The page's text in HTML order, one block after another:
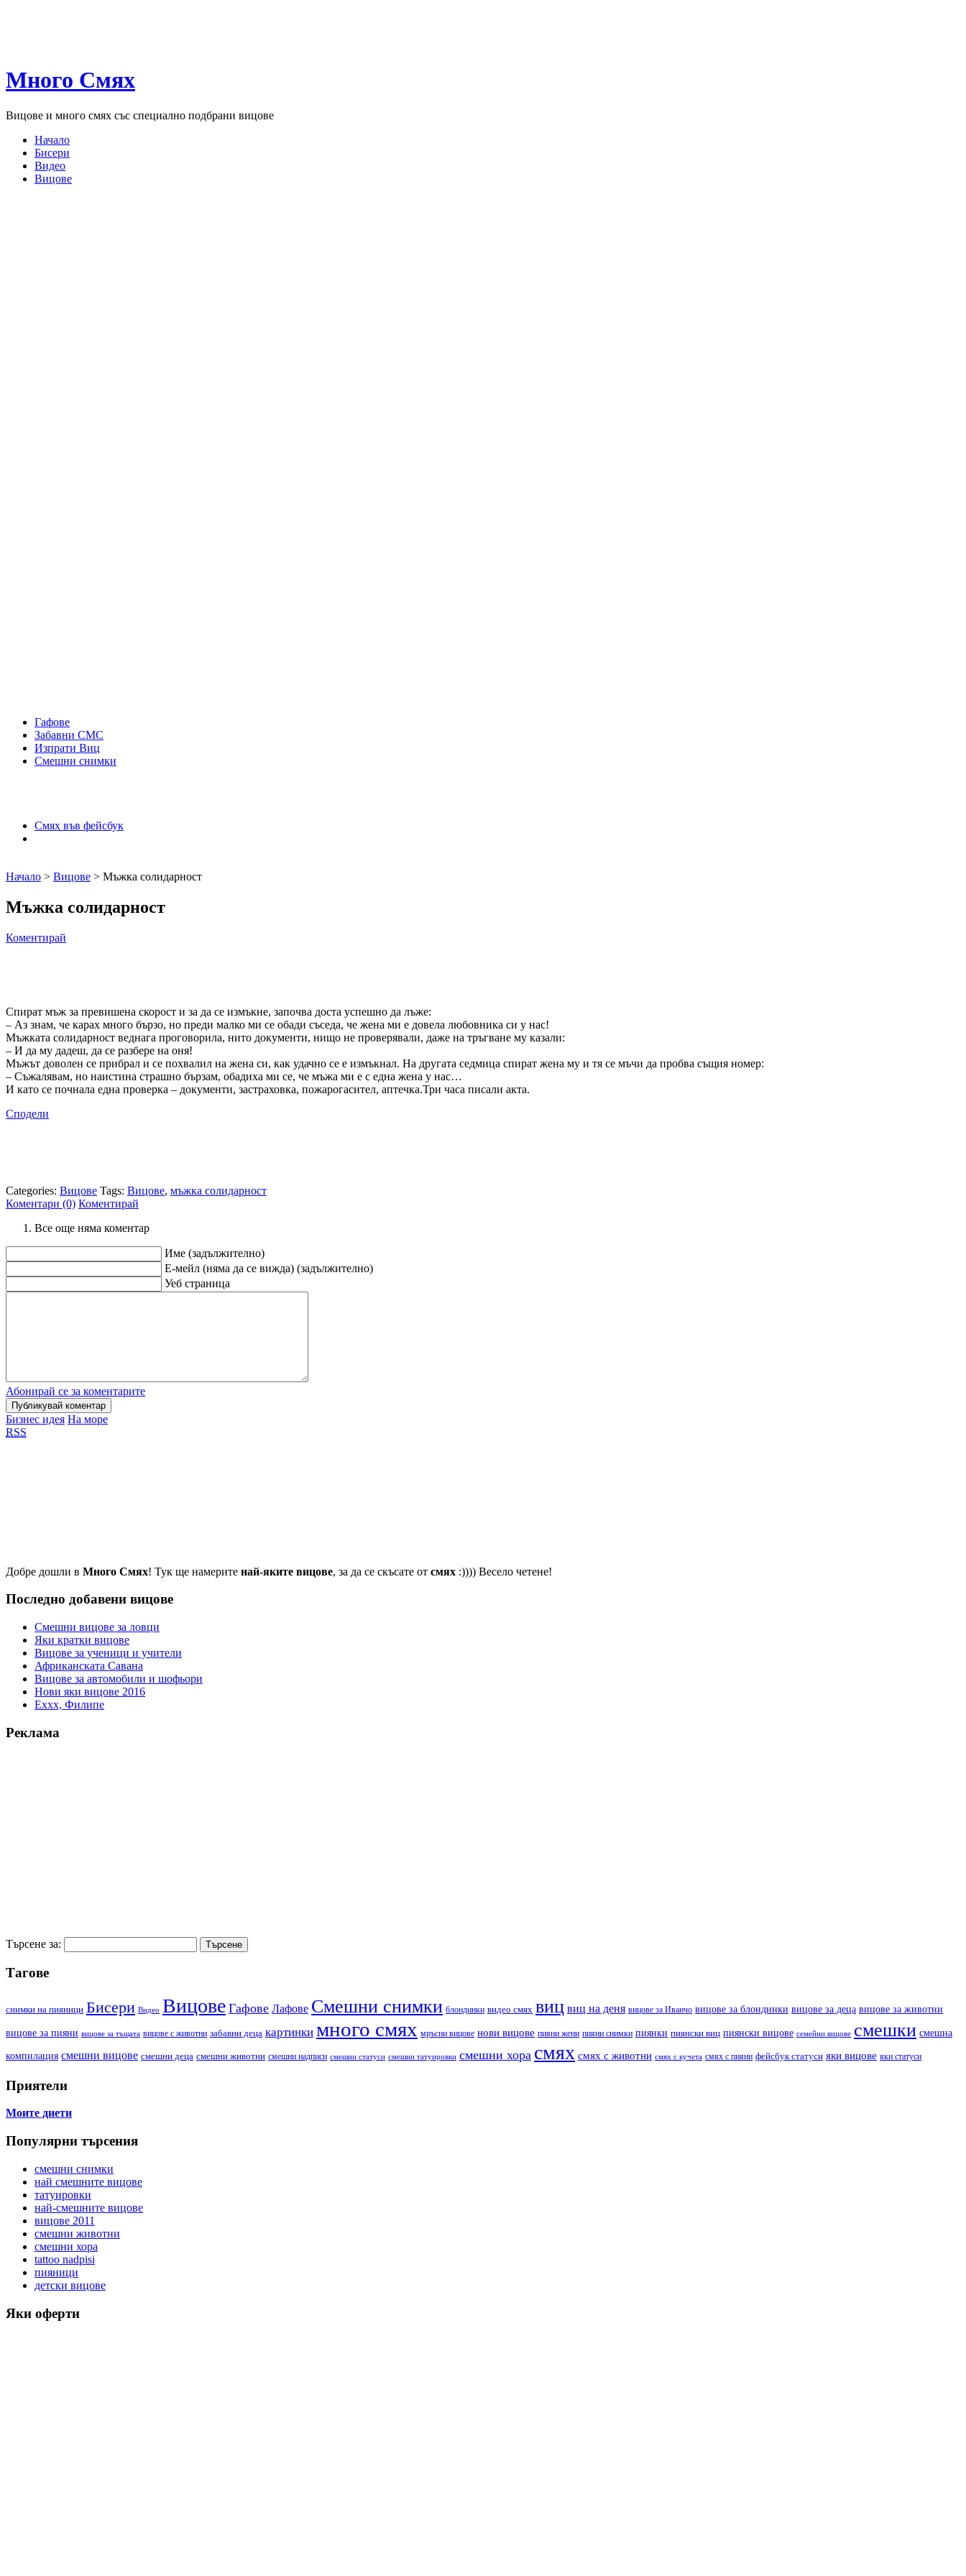
Много Смях
Вицове и много смях със специално подбрани вицове
Начало
Бисери
Видео
Вицове
Гафове
Забавни СМС
Изпрати Виц
Смешни снимки
Смях във фейсбук
Начало > Вицове > Мъжка солидарност
Мъжка солидарност
Коментирай
Спират мъж за превишена скорост и за да се измъкне, започва доста успешно да лъже:
– Аз знам, че карах много бързо, но преди малко ми се обади съседа, че жена ми е довела любовника си у нас!
Мъжката солидарност веднага проговорила, нито документи, нищо не проверявали, даже на тръгване му казали:
– И да му дадеш, да се разбере на оня!
Мъжът доволен се прибрал и се похвалил на жена си, как удачно се е измъкнал. На другата седмица спират жена му и тя се мъчи да пробва същия номер:
– Съжалявам, но наистина страшно бързам, обадиха ми се, че мъжа ми е с една жена у нас…
И като се почнала една проверка – документи, застраховка, пожарогасител, аптечка.Три часа писали акта.
Сподели
Categories: Вицове Tags: Вицове, мъжка солидарност
Коментари (0) Коментирай
Все още няма коментар
Име (задължително)
Е-мейл (няма да се вижда) (задължително)
Уеб страница
Абонирай се за коментарите
Бизнес идея На море
RSS
Добре дошли в Много Смях! Тук ще намерите най-яките вицове, за да се скъсате от смях :)))) Весело четене!
Последно добавени вицове
Смешни вицове за ловци
Яки кратки вицове
Вицове за ученици и учители
Африканската Савана
Вицове за автомобили и шофьори
Нови яки вицове 2016
Еххх, Филипе
Реклама
Търсене за:
Тагове
cнимки на пияници Бисери Видео Вицове Гафове Лафове Смешни снимки блондинки видео смях виц виц на деня вицове за Иванчо вицове за блондинки вицове за деца вицове за животни
вицове за пияни вицове за тъщата вицове с животни забавни деца картинки много смях мръсни вицове нови вицове пияни жени пияни снимки пиянки пиянски виц пиянски вицове семейни вицове смешки смешна
компилация смешни вицове смешни деца смешни животни смешни надписи смешни статуси смешни татуировки смешни хора смях смях с животни смях с кучета смях с пияни фейсбук статуси яки вицове яки статуси
Приятели
Моите диети
Популярни търсения
смешни снимки
най смешните вицове
татуировки
най-смешните вицове
вицове 2011
смешни животни
смешни хора
tattoo nadpisi
пияници
детски вицове
Яки оферти